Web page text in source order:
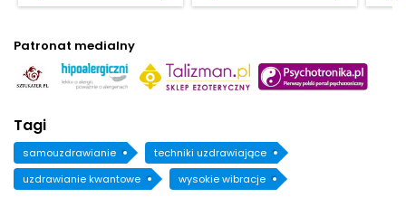
Patronat medialny
Tagi
samouzdrawianie
techniki uzdrawiające
uzdrawianie kwantowe
wysokie wibracje